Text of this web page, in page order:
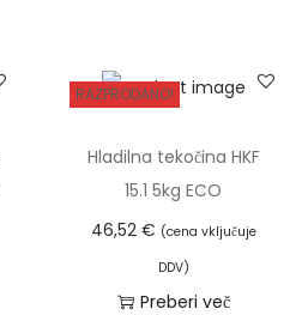
RAZPRODANO!
Hladilna tekočina HKF
15.1 5kg ECO
46,52 € (cena vključuje
DDV)
Preberi več